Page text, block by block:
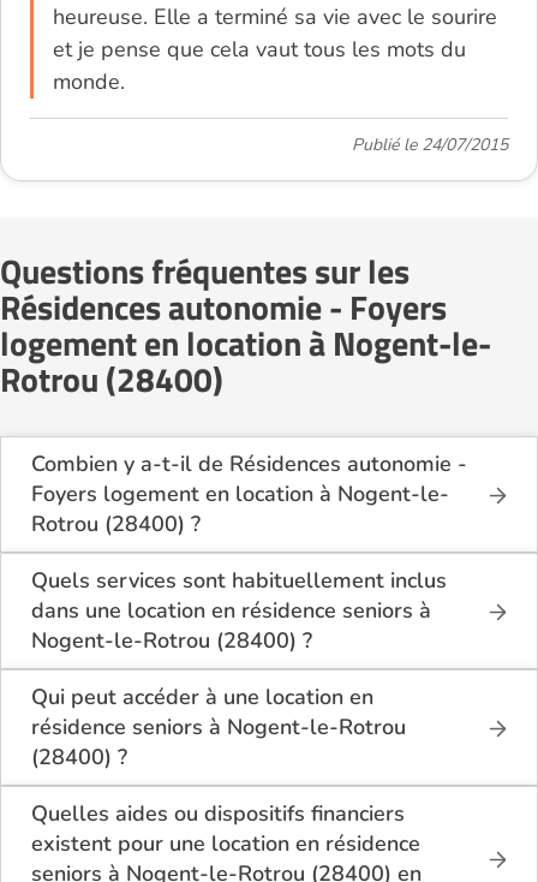
heureuse. Elle a terminé sa vie avec le sourire
et je pense que cela vaut tous les mots du
monde.
Publié le 24/07/2015
Questions fréquentes sur les
Résidences autonomie - Foyers
logement en location à Nogent-le-
Rotrou (28400)
Combien y a-t-il de Résidences autonomie -
Foyers logement en location à Nogent-le-
Rotrou (28400) ?
Sur le site Logement-seniors.com, on recense
actuellement 1 Résidences autonomie - Foyers
logement en location à Nogent-le-Rotrou (28400).
Quels services sont habituellement inclus
dans une location en résidence seniors à
Nogent-le-Rotrou (28400) ?
En location à Nogent-le-Rotrou (28400), la
résidence seniors inclut généralement : l’entretien
des espaces communs, l’accès à des activités, la
présence d’un accueil / surveillance, la restauration
ou service repas optionnel. Certains services sont
optionnels et peuvent faire monter le tarif.
Qui peut accéder à une location en
résidence seniors à Nogent-le-Rotrou
(28400) ?
La location en résidence seniors à Nogent-le-Rotrou
(28400) s’adresse aux personnes autonomes
souhaitant un logement adapté, sécurisé et
convivial. Il est conseillé d’avoir environ 60 ans ou
Quelles aides ou dispositifs financiers
existent pour une location en résidence
seniors à Nogent-le-Rotrou (28400) en